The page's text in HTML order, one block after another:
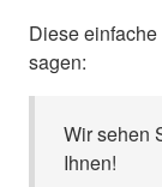
Diese
sagen:
Wir sehen
Ihnen!